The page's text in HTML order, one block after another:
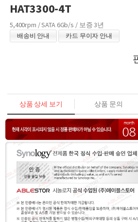
HAT3300-4T
5,400rpm / SATA 6Gb/s / 보증 3년
배송비 안내 카드 무이자 안내
상품 상세 보기 상품 문의